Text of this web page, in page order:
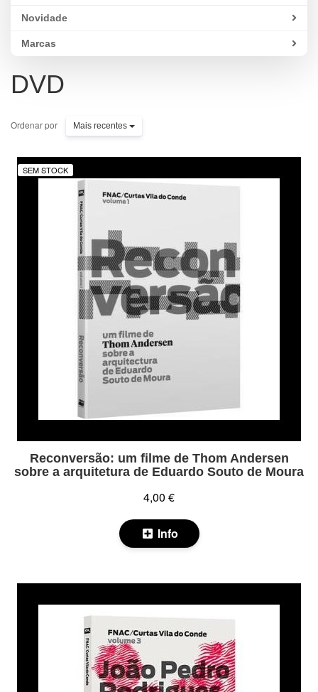
Novidade
Marcas
DVD
Ordenar por Mais recentes
SEM STOCK
Reconversão: um filme de Thom Andersen
sobre a arquitetura de Eduardo Souto de Moura
4,00 €
Info